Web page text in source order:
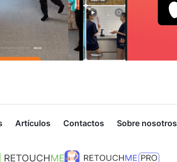
Artículos Contactos Sobre nosotros